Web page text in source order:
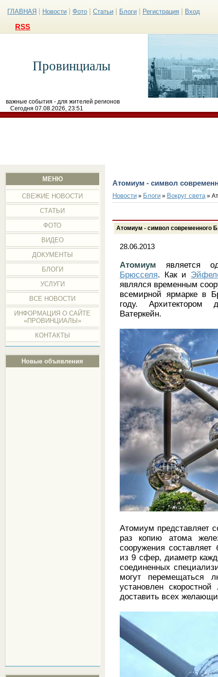
ГЛАВНАЯ Новости Фото Статьи Блоги Регистрация Вход
RSS
Провинциалы
важные события - для жителей регионов
Сегодня 07.08.2026, 23:51
МЕНЮ
СВЕЖИЕ НОВОСТИ
СТАТЬИ
ФОТО
ВИДЕО
ДОКУМЕНТЫ
БЛОГИ
УСЛУГИ
ВСЕ НОВОСТИ
ИНФОРМАЦИЯ О САЙТЕ
«ПРОВИНЦИАЛЫ»
КОНТАКТЫ
Новые объявления
Атомиум - символ
Новости» Блоги» Вокруг света»
Атомиум - символ современного
28.06.2013
Атомиум является
Брюсселя. Как и
являлся временным
всемирной ярмарке в
году. Архитектором
Ватеркейн.
Атомиум представляет
раз копию атома
сооружения
из 9 сфер, диаметр
соединенных
могут
установлен
доставить всех